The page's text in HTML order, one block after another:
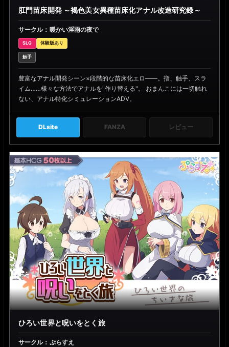
肛門苗床開発 ～褐色美女異種苗床化アナル改造研究録～
サークル：暖かい淫雨の夜で
SLG 体験版あり
触手
豊富なアナル開発シーン×段階的な苗床化エロ――。指、触手、スラ
イム……様々な方法でアナルを"作り替える"。 おまんこには一切触れ
ない、アナル特化シミュレーションADV。
DLsite FANZA レビュー
ひろい世界と呪いをとく旅
サークル：ぷらすえ